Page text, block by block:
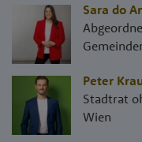
Sara do
Peter
Stadtrat
Wien